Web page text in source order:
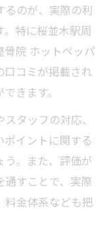
鍼灸整骨院の
カウンセリン
院は信頼でき
のポイント紹
魅力と特徴
施術内容とは
のが、実際の利
特に桜並木駅周
骨院 ホットペッパ
コミが掲載され
きます。
タッフの対応、
イントに関する
う。また、評価が
すことで、実際
料金体系なども把